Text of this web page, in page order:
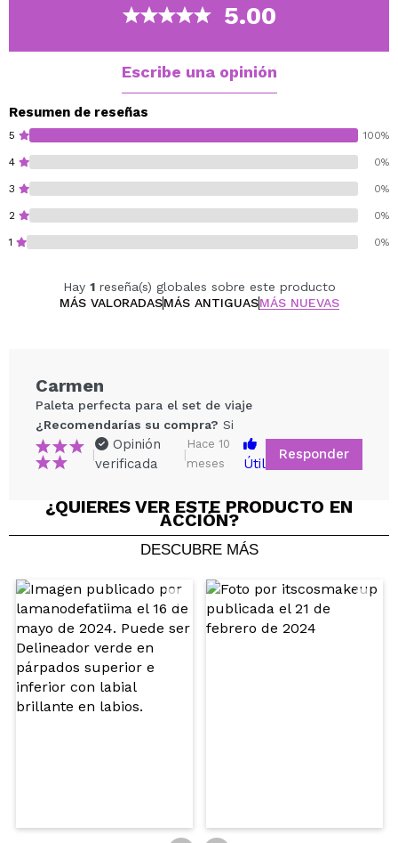
5.00
Escribe una opinión
Resumen de reseñas
5 100%
4 0%
3 0%
2 0%
1 0%
Hay 1reseña(s) globales sobre este producto
MÁS VALORADASMÁS ANTIGUASMÁS NUEVAS
Compartir un vídeo o una foto
¿Recomendarías su compra? Si No
Carmen
Paleta perfecta para el set de viaje
¿Recomendarías su compra? Si
|
Opinión
verificada
|
Hace 10
meses
Útil
Responder
¿QUIERES VER ESTE PRODUCTO EN
ACCIÓN?
DESCUBRE MÁS